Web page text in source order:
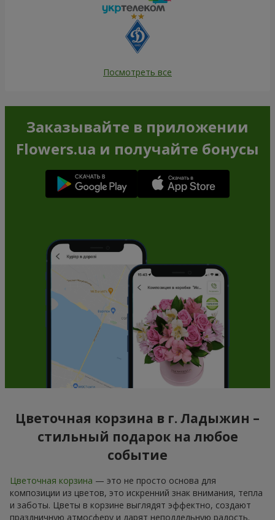
Посмотреть все
Заказывайте в приложении
Flowers.ua и получайте бонусы
Цветочная корзина в г. Ладыжин –
стильный подарок на любое
событие
Цветочная корзина — это не просто основа для
композиции из цветов, это искренний знак внимания, тепла
и заботы. Цветы в корзине выглядят эффектно, создают
праздничную атмосферу и дарят неподдельную радость.